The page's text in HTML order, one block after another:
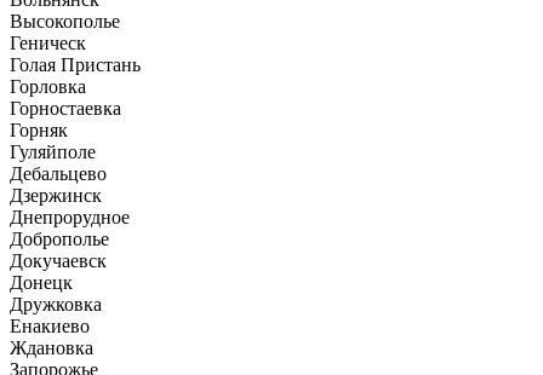
Высокополье
Геническ
Голая Пристань
Горловка
Горностаевка
Горняк
Гуляйполе
Дебальцево
Дзержинск
Днепрорудное
Доброполье
Докучаевск
Донецк
Дружковка
Енакиево
Ждановка
Запорожье